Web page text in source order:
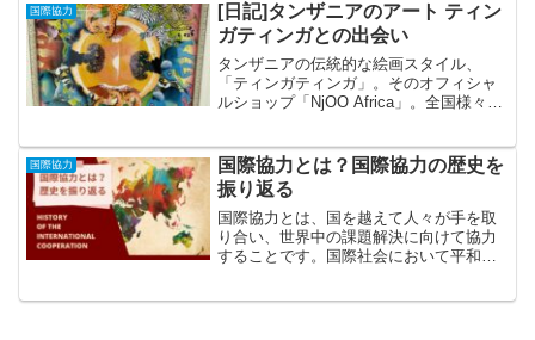
代表を務めておりました。その理由をお
伝えします。
国際協力
[日記]タンザニアのアート ティン
ガティンガとの出会い
タンザニアの伝統的な絵画スタイル、
「ティンガティンガ」。そのオフィシャ
ルショップ「NjOO Africa」。全国様々な
プに思いがけず立ち寄りました。ティン
ガティンガとは、NjOO Africaとはといっ
たところに触れながら、感想を語りま
す。
国際協力
国際協力とは？国際協力の歴史を
振り返る
国際協力とは、国を越えて人々が手を取
り合い、世界中の課題解決に向けて協力
することです。国際社会において平和と